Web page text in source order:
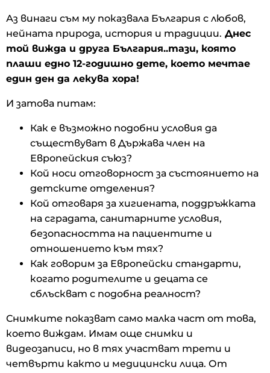
Аз винаги съм му показвала България с любов,
нейната природа, история и традиции. Днес
той вижда и друга България..тази, която
плаши едно 12-годишно дете, което мечтае
един ден да лекува хора!
И затова питам:
Как е възможно подобни условия да
съществуват в Държава член на
Европейския съюз?
Кой носи отговорност за състоянието на
детските отделения?
Кой отговаря за хигиената, поддръжката
на сградата, санитарните условия,
безопасността на пациентите и
отношението към тях?
Как говорим за Европейски стандарти,
когато родителите и децата се
сблъскват с подобна реалност?
Снимките показват само малка част от това,
което виждам. Имам още снимки и
видеозаписи, но в тях участват трети и
четвърти както и медицински лица. От